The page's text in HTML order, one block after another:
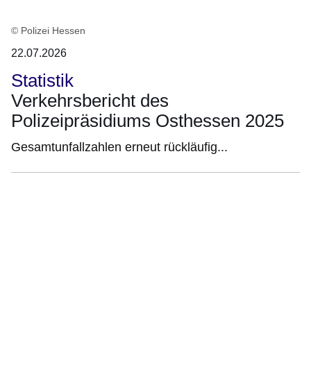
© Polizei Hessen
22.07.2026
Statistik
Verkehrsbericht des
Polizeipräsidiums Osthessen 2025
Gesamtunfallzahlen erneut rückläufig...